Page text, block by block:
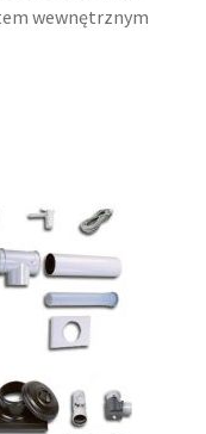
wewnętrznym